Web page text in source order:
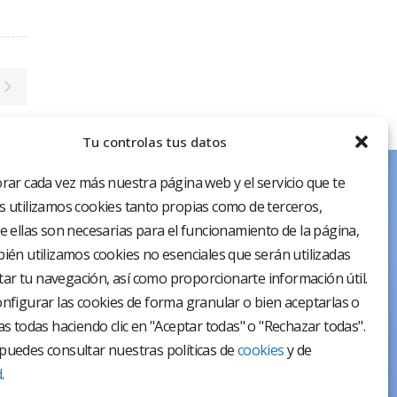
Tu controlas tus datos
cada vez más nuestra página web y el servicio que te
utilizamos cookies tanto propias como de terceros,
ellas son necesarias para el funcionamiento de la página,
utilizamos cookies no esenciales que serán utilizadas
tu navegación, así como proporcionarte información útil.
las cookies de forma granular o bien aceptarlas o
todas haciendo clic en "Aceptar todas" o "Rechazar todas".
consultar nuestras políticas decookiesy de
.